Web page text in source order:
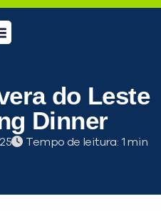
do Leste
Dinner
Tempo de leitura: